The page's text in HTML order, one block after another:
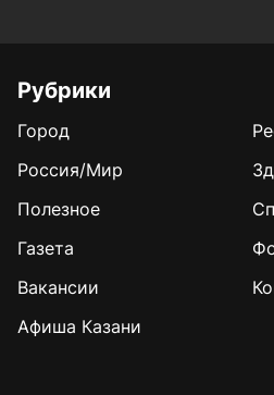
Рубрики
Город
Россия/Мир
Полезное
Газета
Вакансии
Афиша Казани